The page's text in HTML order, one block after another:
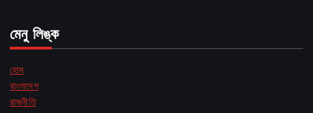
মেনু লিঙ্ক
হোম
বাংলাদেশ
রাজনীতি